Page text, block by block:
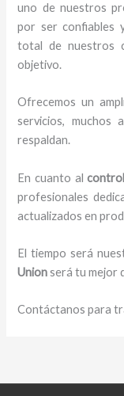
uno de nuestros
por ser confiables
total de nuestros
objetivo.
Ofrecemos un
servicios, muchos
respaldan.
En cuanto al
profesionales
actualizados en
El tiempo será
Unionserá tu mejor
Contáctanos para